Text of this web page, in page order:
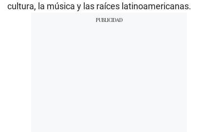
cultura, la música y las raíces latinoamericanas.